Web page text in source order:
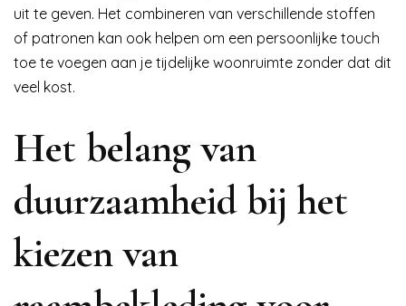
uit te geven. Het combineren van verschillende stoffen
of patronen kan ook helpen om een persoonlijke touch
toe te voegen aan je tijdelijke woonruimte zonder dat dit
veel kost.
Het belang van
duurzaamheid bij het
kiezen van